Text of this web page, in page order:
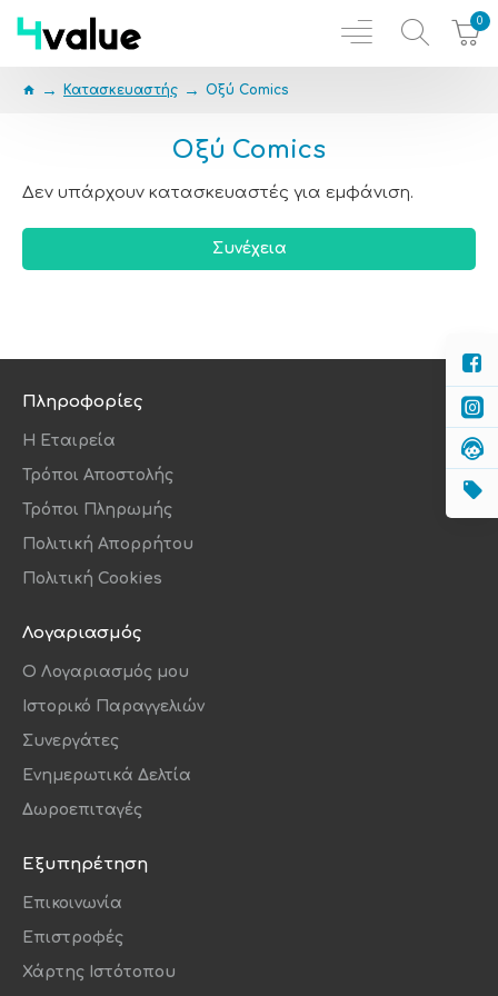
0
Κατασκευαστής Οξύ Comics
Οξύ Comics
Δεν υπάρχουν κατασκευαστές για εμφάνιση.
Συνέχεια
Πληροφορίες
Η Εταιρεία
Τρόποι Αποστολής
Τρόποι Πληρωμής
Πολιτική Απορρήτου
Πολιτική Cookies
Λογαριασμός
O Λογαριασμός μου
Ιστορικό Παραγγελιών
Συνεργάτες
Ενημερωτικά Δελτία
Δωροεπιταγές
Εξυπηρέτηση
Επικοινωνία
Επιστροφές
Χάρτης Ιστότοπου